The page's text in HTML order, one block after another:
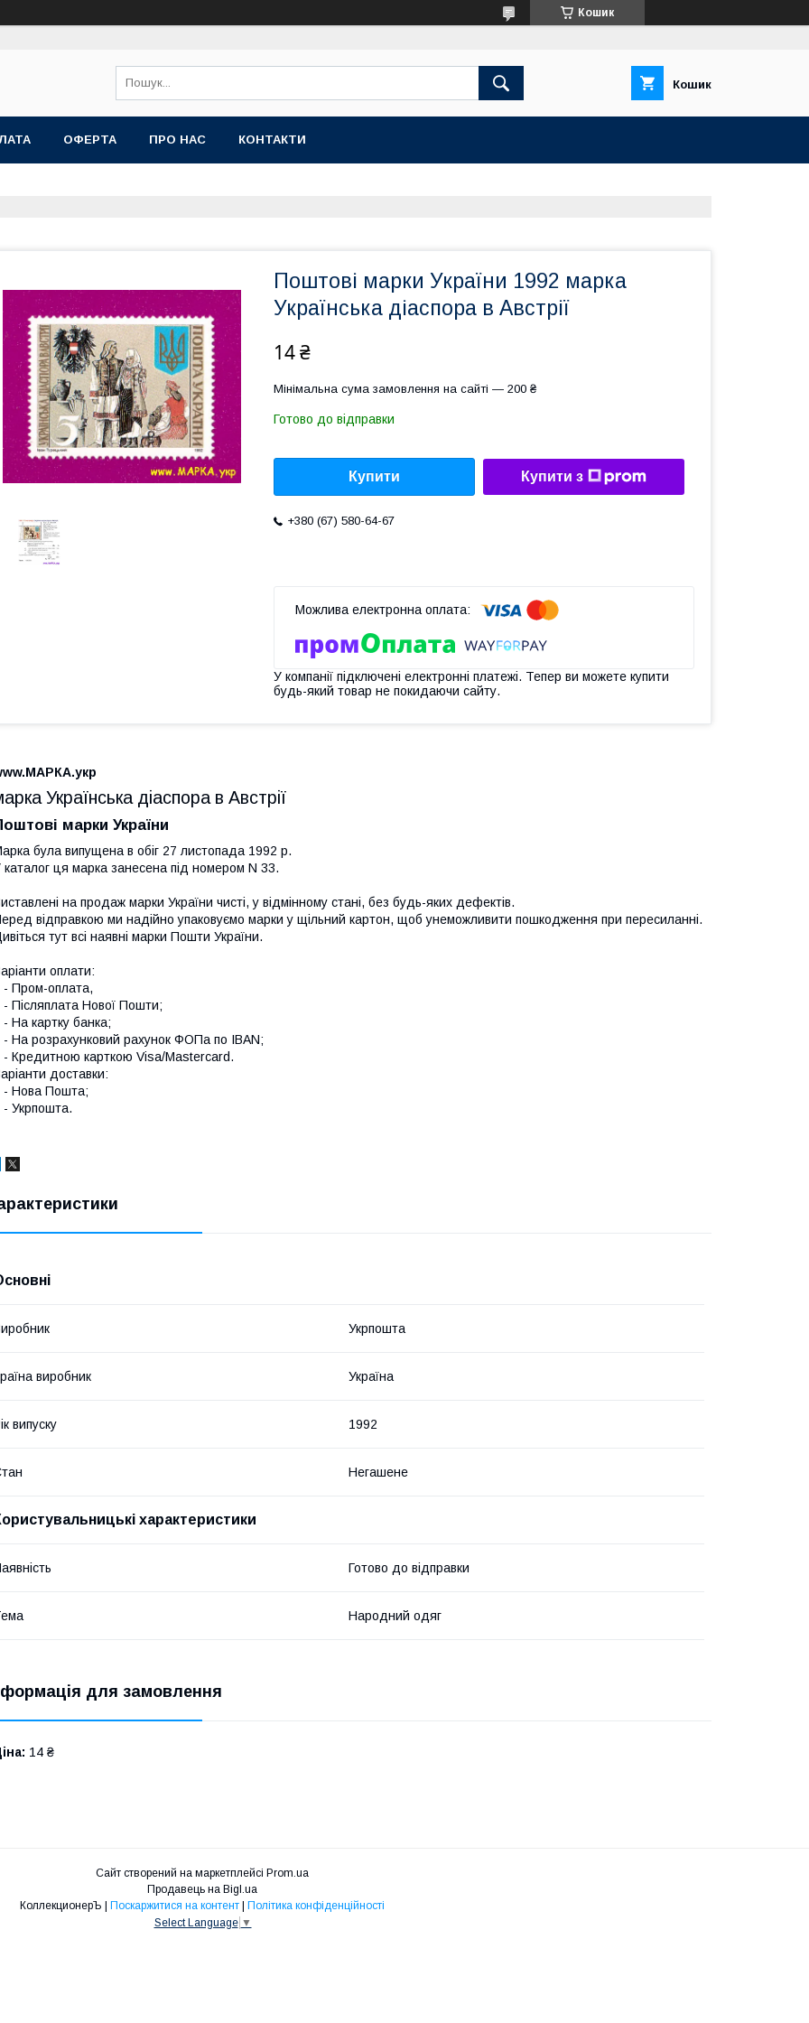
Кошик
Кошик
ОФЕРТА ПРО НАС КОНТАКТИ
Поштові марки України 1992 марка
Українська діаспора в Австрії
14 ₴
Мінімальна сума замовлення на сайті — 200 ₴
Готово до відправки
Купити Купити з
+380 (67) 580-64-67
У компанії підключені електронні платежі. Тепер ви можете купити
будь-який товар не покидаючи сайту.
Українська діаспора в Австрії
марки України
була випущена в обіг 27 листопада 1992 р.
каталог ця марка занесена під номером N 33.
на продаж марки України чисті, у відмінному стані, без будь-яких дефектів.
відправкою ми надійно упаковуємо марки у щільний картон, щоб унеможливити пошкодження при пересиланні.
тут всі наявні марки Пошти України.
оплати:
- Пром-оплата,
- Післяплата Нової Пошти;
- На картку банка;
- На розрахунковий рахунок ФОПа по IBAN;
- Кредитною карткою Visa/Mastercard.
доставки:
- Нова Пошта;
- Укрпошта.
Укрпошта
виробник Україна
випуску 1992
Негашене
характеристики
Готово до відправки
Народний одяг
для замовлення
14 ₴
Сайт створений на маркетплейсі Prom.ua
Продавець на Bigl.ua
Поскаржитися на контент
Політика конфіденційності
Select Language ▼